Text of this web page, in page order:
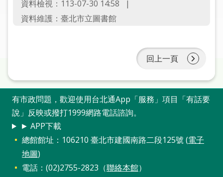
申
請
答
加
入
市
圖
網
資料檢視：113-07-30 14:58
資料維護：臺北市立圖書館
回上一頁
有市政問題，歡迎使用台北通App「服務」項目「有話要
說」反映或撥打1999網路電話諮詢。
► APP下載
總館館址：106210 臺北市建國南路二段125號 (電子
地圖)
電話：(02)2755-2823（聯絡本館）